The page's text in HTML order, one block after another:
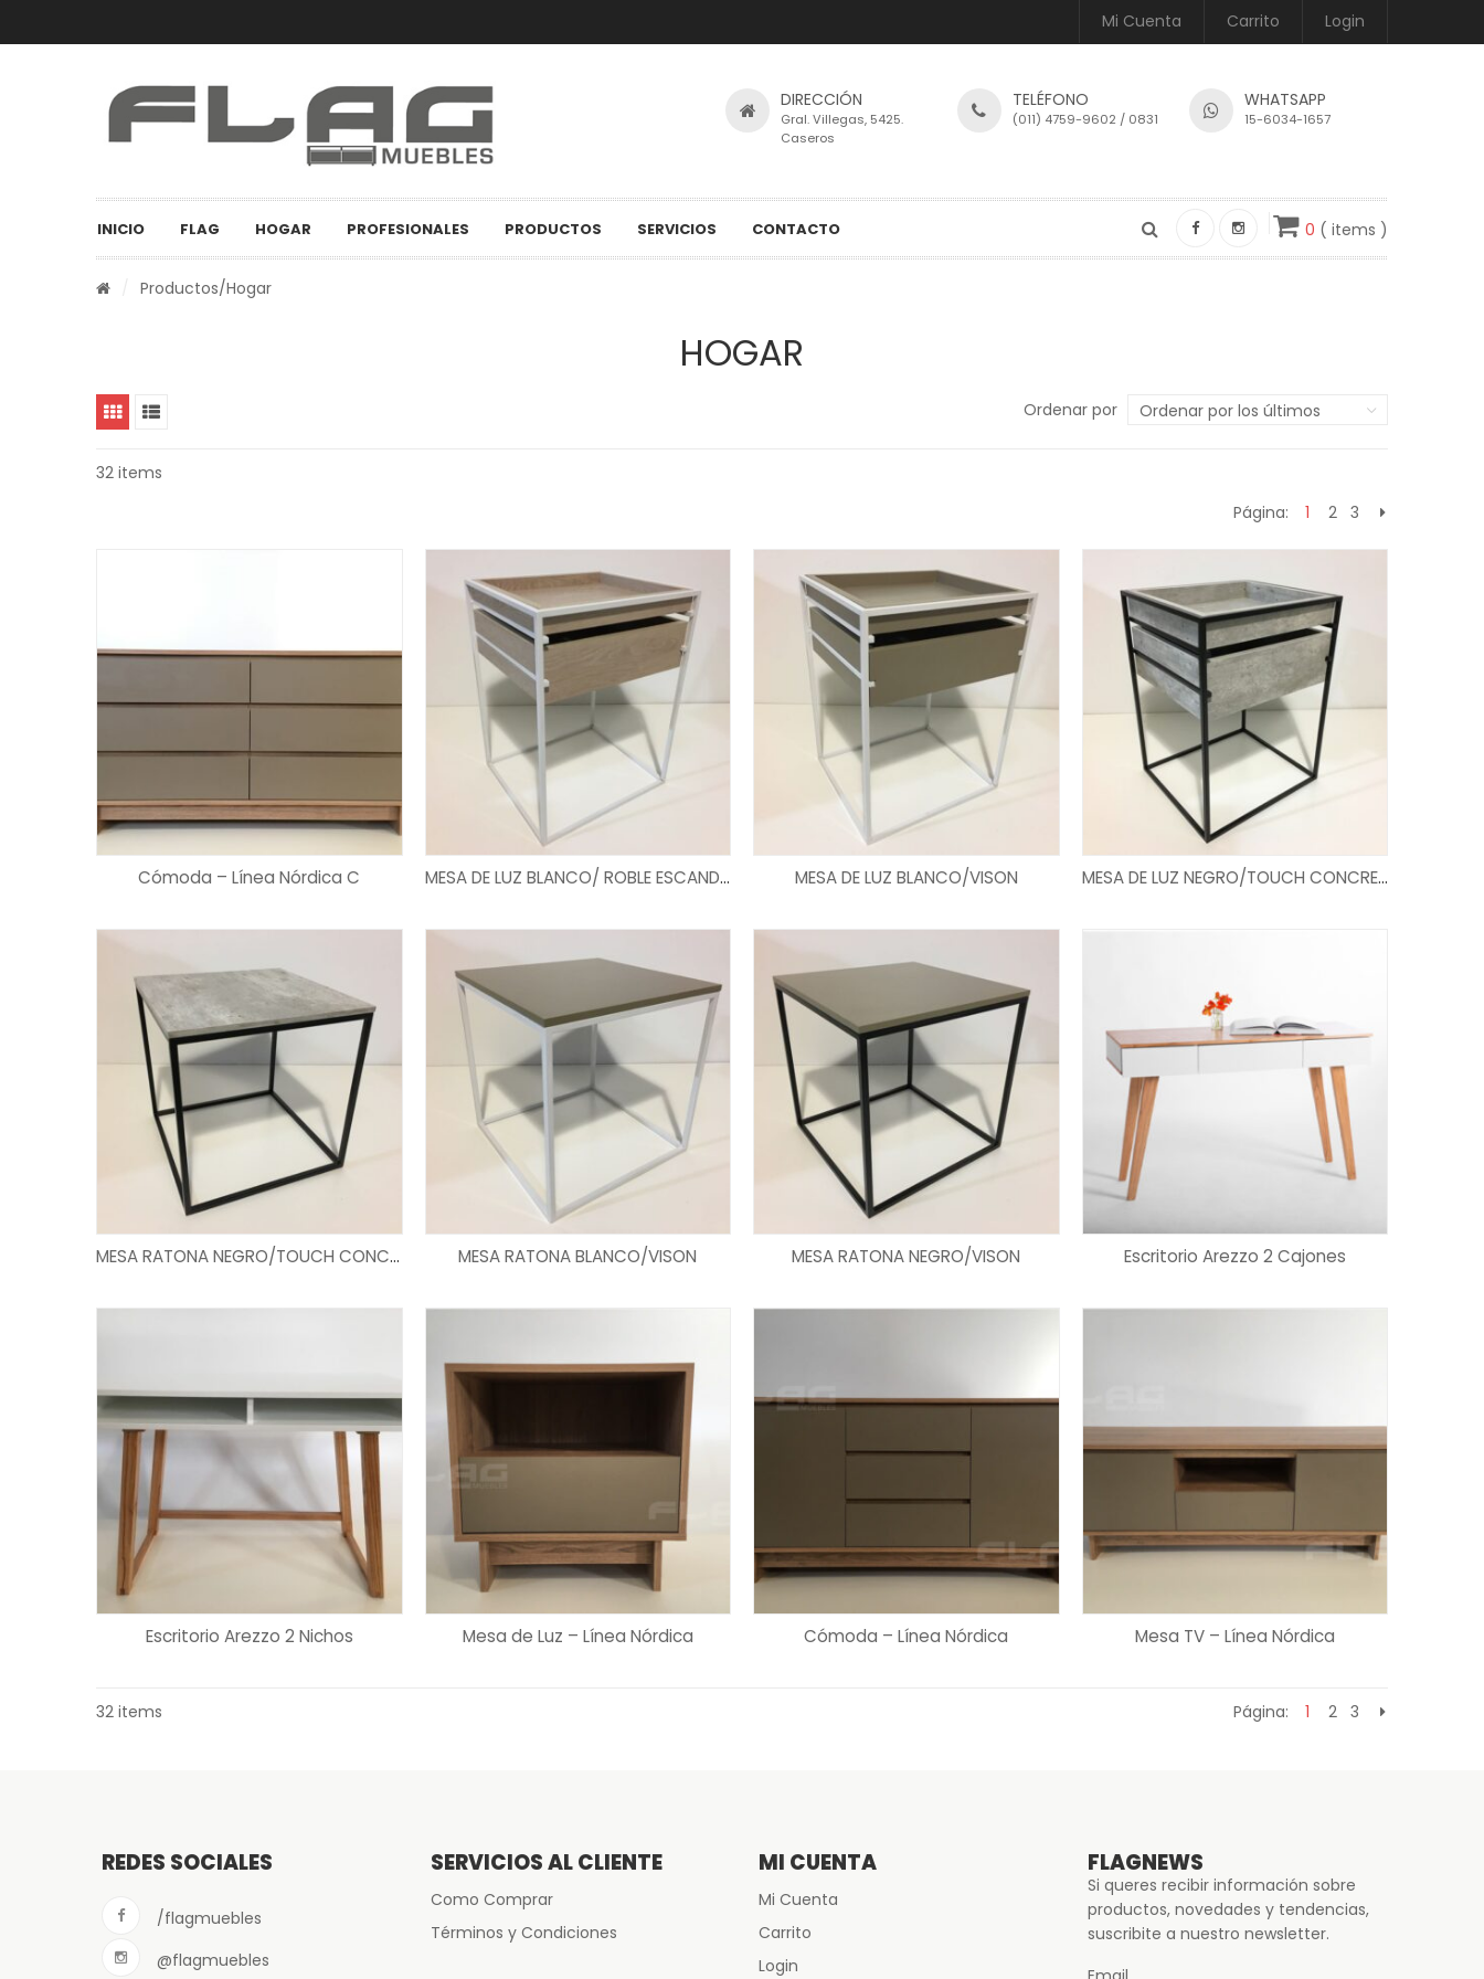
Mi Cuenta Carrito Login
DIRECCIÓN
Gral. Villegas, 5425.
Caseros
TELÉFONO
(011) 4759-9602 / 0831
WHATSAPP
15-6034-1657
INICIO FLAG HOGAR PROFESIONALES PRODUCTOS SERVICIOS CONTACTO 0 ( items )
Productos/Hogar
HOGAR
Ordenar por
32 items
Página:
1 2 3
LEER MÁS
Cómoda – Línea Nórdica C
LEER MÁS
MESA DE LUZ BLANCO/ ROBLE ESCANDINAVO
LEER MÁS
MESA DE LUZ BLANCO/VISON MESA DE LUZ NEGRO/TOUCH CONCRETO
LEER MÁS
MESA RATONA NEGRO/TOUCH CONCRETO
LEER MÁS
MESA RATONA BLANCO/VISON MESA RATONA NEGRO/VISON Escritorio Arezzo 2 Cajones
LEER MÁS
Escritorio Arezzo 2 Nichos Mesa de Luz – Línea Nórdica Cómoda – Línea Nórdica Mesa TV – Línea Nórdica
32 items Página: 1 2 3
REDES SOCIALES
/flagmuebles
@flagmuebles
SERVICIOS AL CLIENTE
Como Comprar
Términos y Condiciones
MI CUENTA
Mi Cuenta
Carrito
Login
FLAGNEWS
Si queres recibir información sobre
productos, novedades y tendencias,
suscribite a nuestro newsletter.